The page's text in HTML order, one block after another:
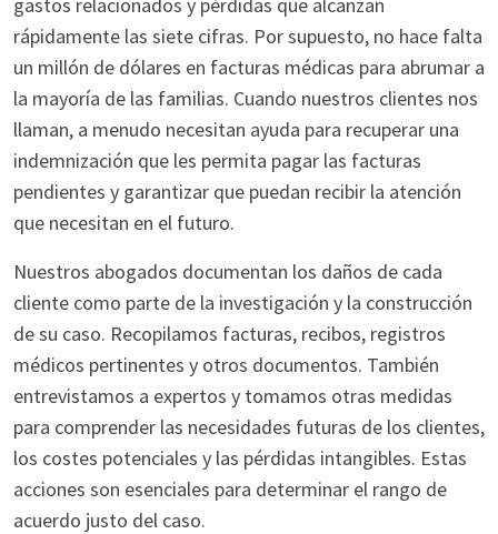
rápidamente las siete cifras. Por supuesto, no hace falta
un millón de dólares en facturas médicas para abrumar a
la mayoría de las familias. Cuando nuestros clientes nos
llaman, a menudo necesitan ayuda para recuperar una
indemnización que les permita pagar las facturas
pendientes y garantizar que puedan recibir la atención
que necesitan en el futuro.
Nuestros abogados documentan los daños de cada
cliente como parte de la investigación y la construcción
de su caso. Recopilamos facturas, recibos, registros
médicos pertinentes y otros documentos. También
entrevistamos a expertos y tomamos otras medidas
para comprender las necesidades futuras de los clientes,
los costes potenciales y las pérdidas intangibles. Estas
acciones son esenciales para determinar el rango de
acuerdo justo del caso.